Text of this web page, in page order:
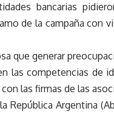
bancarias
de la campaña con
que generar
las competencias de
las firmas de las
República Argentina